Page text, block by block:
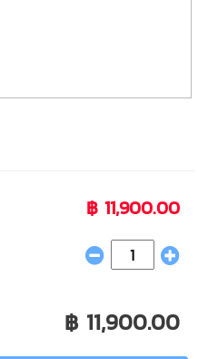
฿ 11,900.00
฿ 11,900.00